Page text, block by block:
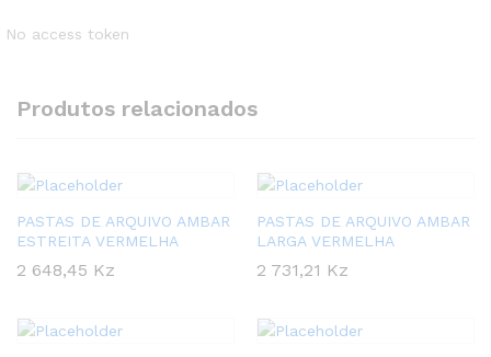
No access token
Produtos relacionados
PASTAS DE ARQUIVO AMBAR
ESTREITA VERMELHA
2 648,45 Kz
PASTAS DE ARQUIVO AMBAR
LARGA VERMELHA
2 731,21 Kz